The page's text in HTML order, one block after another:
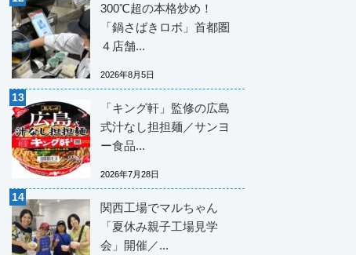
300℃超の本格炒め！
「鍋さばきロボ」首都圏
４店舗...
2026年8月5日
「キング軒」監修の広島
式汁なし担担麺／サンヨ
ー食品...
2026年7月28日
関西工場でマルちゃん
「夏休み親子工場見学
会」開催／...